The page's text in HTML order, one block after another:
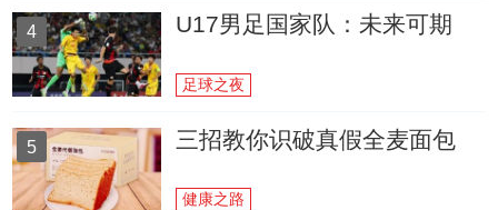
4 U17男足国家队：未来可期
足球之夜
5 三招教你识破真假全麦面包
健康之路